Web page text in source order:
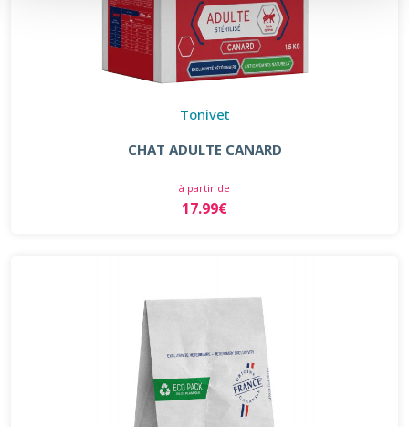
Tonivet
CHAT ADULTE CANARD
à partir de
17.99€